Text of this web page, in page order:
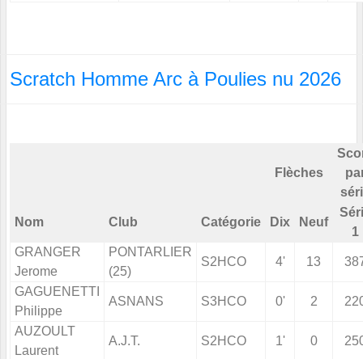
Scratch Homme Arc à Poulies nu 2026
Flèches
Nom Club Catégorie Dix Neuf
1
GRANGER
Jerome
PONTARLIER
(25)
S2HCO 4' 13
GAGUENETTI
Philippe
ASNANS S3HCO 0' 2
AUZOULT
Laurent
A.J.T. S2HCO 1' 0